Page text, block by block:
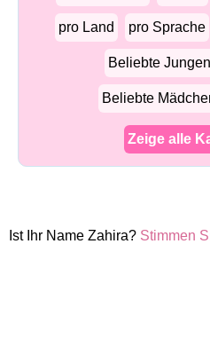
pro Land pro Sprache
Beliebte
Beliebte
Zeige alle
Ist Ihr Name Zahira? Stimmen